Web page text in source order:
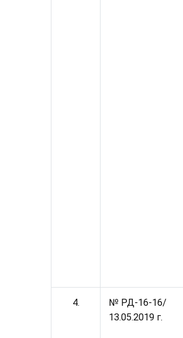
4. № РД-16-16/
13.05.2019 г.